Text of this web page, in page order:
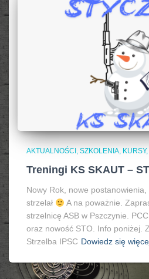
AKTUALNOŚCI, SZKOLENIA, KURSY,
Treningi KS SKAUT –
Nowy Rok, nowe
strzelał
A na poważnie.
strzelnicę ASB w Pszczynie.
oraz nowość STO. Info poniżej.
Strzelba IPSC Dowiedz się